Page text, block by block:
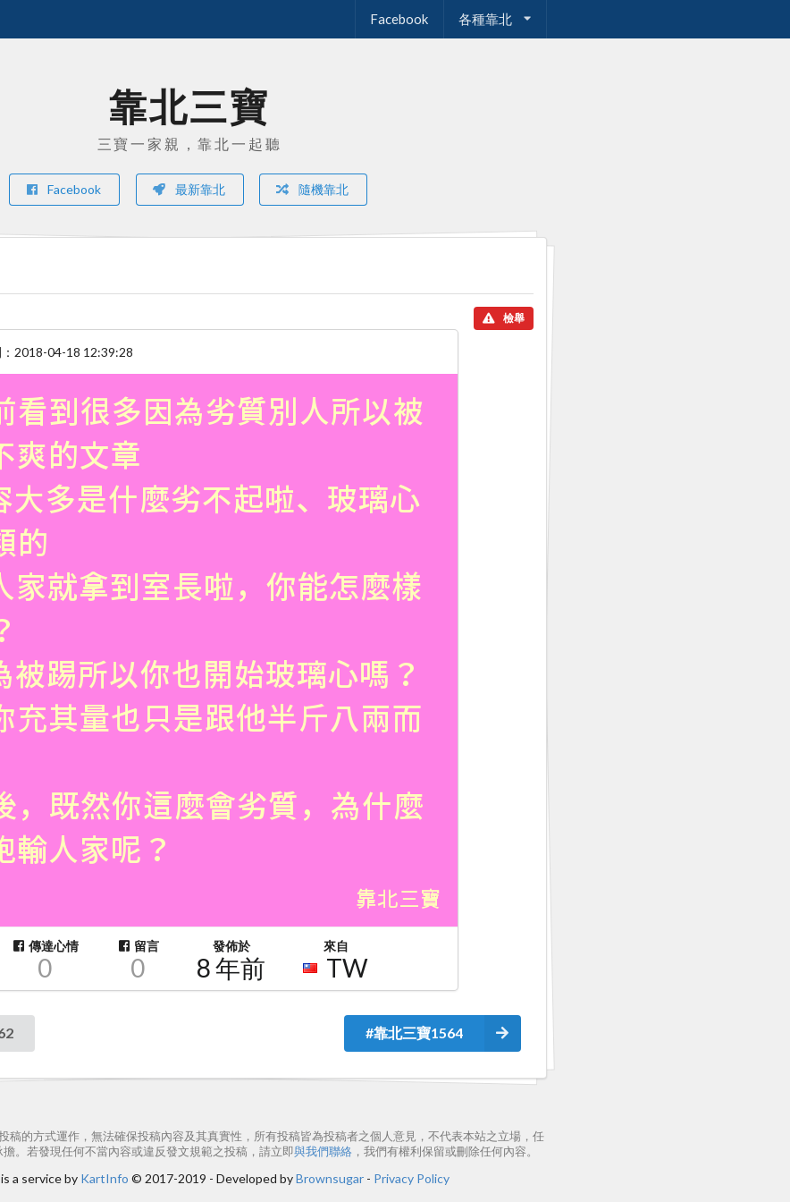
Facebook 各種靠北
靠北三寶
三寶一家親，靠北一起聽
Facebook 最新靠北 隨機靠北
檢舉
2018-04-18 12:39:28
傳達心情
0
留言
0
發佈於
8 年前
來自
TW
#靠北三寶1564
稿的方式運作，無法確保投稿內容及其真實性，所有投稿皆為投稿者之個人意見，不代表本站之立場，任
。若發現任何不當內容或違反發文規範之投稿，請立即與我們聯絡 ，我們有權利保留或刪除任何內容。
a service by KartInfo © 2017-2019 - Developed byBrownsugar- Privacy Policy